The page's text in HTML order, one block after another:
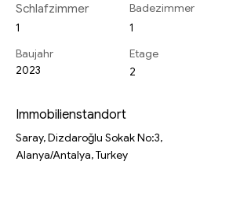
Schlafzimmer
1
Baujahr
2023
Badezimmer
1
Etage
2
Immobilienstandort
Saray, Dizdaroğlu Sokak No:3,
Alanya/Antalya, Turkey